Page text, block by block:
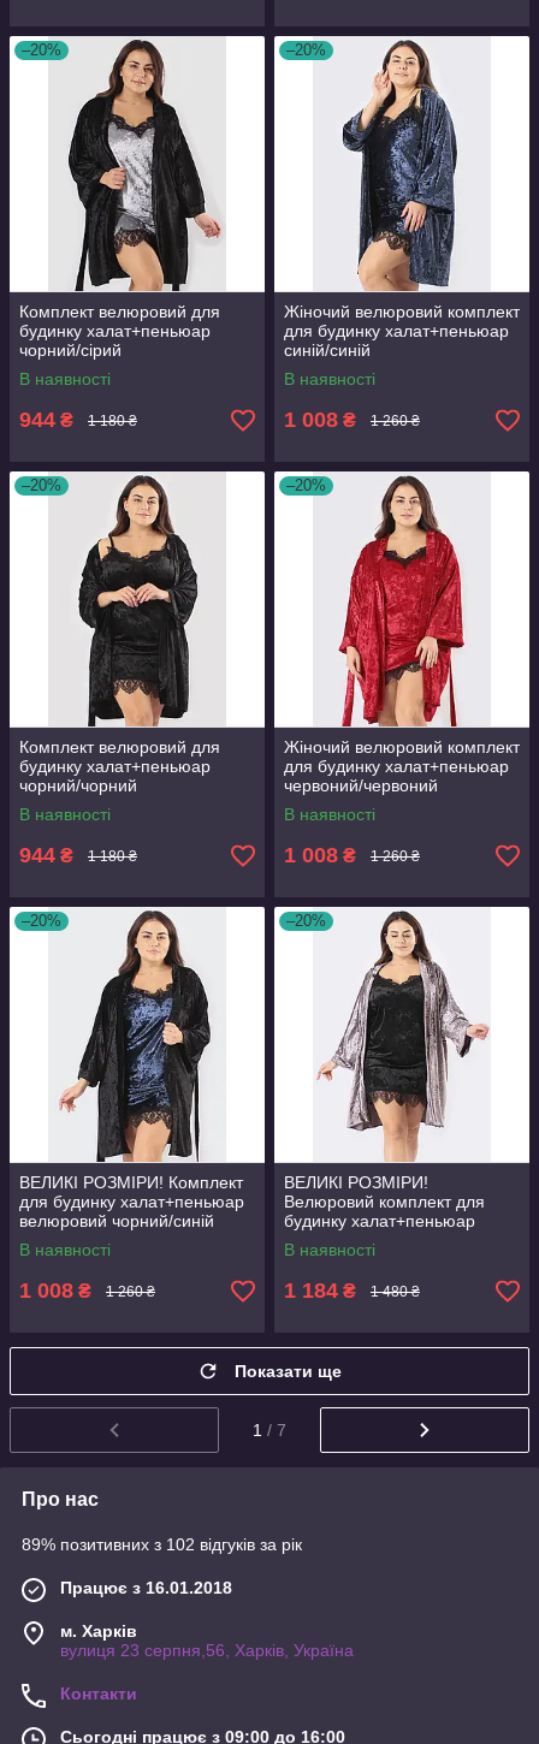
–20%
Комплект велюровий для
будинку халат+пеньюар
чорний/сірий
В наявності
944 ₴ 1 180 ₴
–20%
Жіночий велюровий комплект
для будинку халат+пеньюар
синій/синій
В наявності
1 008 ₴ 1 260 ₴
–20%
Комплект велюровий для
будинку халат+пеньюар
чорний/чорний
В наявності
944 ₴ 1 180 ₴
–20%
Жіночий велюровий комплект
для будинку халат+пеньюар
червоний/червоний
В наявності
1 008 ₴ 1 260 ₴
–20%
ВЕЛИКІ РОЗМІРИ! Комплект
для будинку халат+пеньюар
велюровий чорний/синій
В наявності
1 008 ₴ 1 260 ₴
–20%
ВЕЛИКІ РОЗМІРИ!
Велюровий комплект для
будинку халат+пеньюар
фуксія/чорний
В наявності
1 184 ₴ 1 480 ₴
Показати ще
1 / 7
Про нас
89% позитивних з 102 відгуків за рік
Працює з 16.01.2018
м. Харків
вулиця 23 серпня,56, Харків, Україна
Контакти
Сьогодні працює з 09:00 до 16:00